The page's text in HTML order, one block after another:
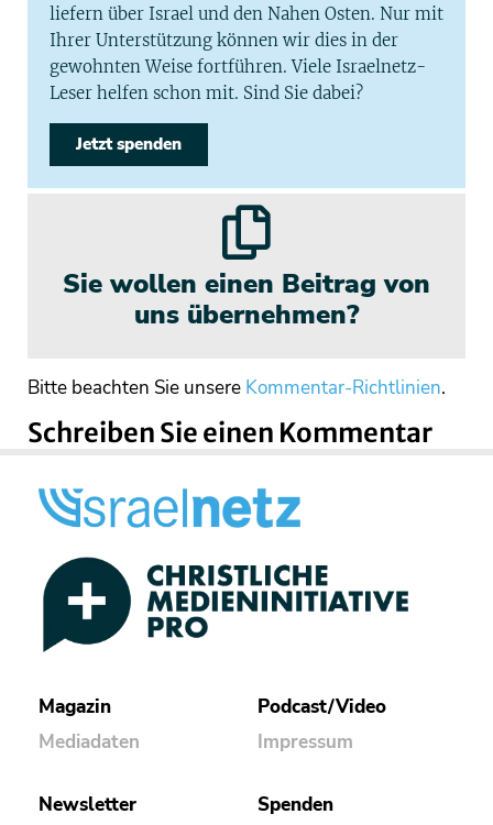
liefern über Israel und den Nahen Osten. Nur mit
Ihrer Unterstützung können wir dies in der
gewohnten Weise fortführen. Viele Israelnetz-
Leser helfen schon mit. Sind Sie dabei?
Jetzt spenden
Sie wollen einen Beitrag von
uns übernehmen?
Bitte beachten Sie unsere Kommentar-Richtlinien.
Schreiben Sie einen Kommentar
Magazin
Mediadaten
Podcast/Video
Impressum
Newsletter Spenden